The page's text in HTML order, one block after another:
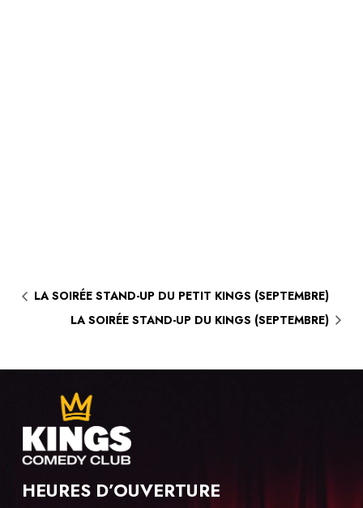
LA SOIRÉE STAND-UP DU PETIT KINGS (SEPTEMBRE)
LA SOIRÉE STAND-UP DU KINGS (SEPTEMBRE)
HEURES D’OUVERTURE